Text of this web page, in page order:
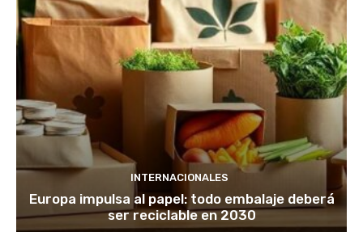
INTERNACIONALES
Europa impulsa al papel: todo embalaje deberá
ser reciclable en 2030